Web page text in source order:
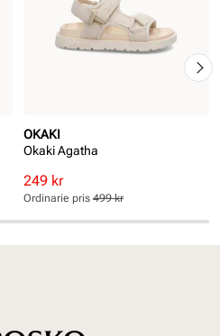
OKAKI
Okaki Agatha
Rabatterat
pris
Pris
249 kr
Ordinarie
pris
Pris
Ordinarie pris 499 kr